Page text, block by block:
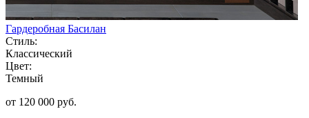
Гардеробная Басилан
Стиль:
Классический
Цвет:
Темный
от 120 000 руб.